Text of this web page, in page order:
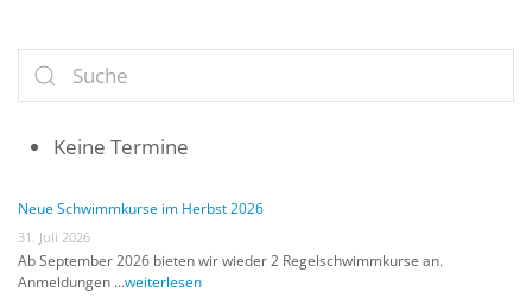
Keine Termine
Neue Schwimmkurse im Herbst 2026
31. Juli 2026
Ab September 2026 bieten wir wieder 2 Regelschwimmkurse an.
Anmeldungen …weiterlesen